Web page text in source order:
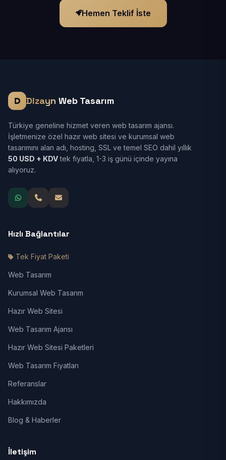
Hemen Teklif İste
Dizayn Web Tasarım
Türkiye geneline hizmet veren web tasarım ajansı.
İşletmenize özel hazır web sitesi ve kurumsal web
tasarımını alan adı, hosting, SSL ve temel SEO dahil yıllık
50 USD + KDVtek fiyatla, 1-3 iş günü içinde yayına
alıyoruz.
Hızlı Bağlantılar
Tek Fiyat Paketi
Web Tasarım
Kurumsal Web Tasarım
Hazır Web Sitesi
Web Tasarım Ajansı
Hazır Web Sitesi Paketleri
Web Tasarım Fiyatları
Referanslar
Hakkımızda
Blog & Haberler
İletişim